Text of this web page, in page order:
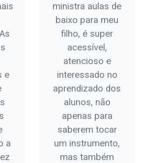
e
a
ministra aulas de
baixo para meu
filho, é super
acessível,
atencioso e
interessado no
aprendizado dos
alunos, não
apenas para
saberem tocar
um instrumento,
mas também